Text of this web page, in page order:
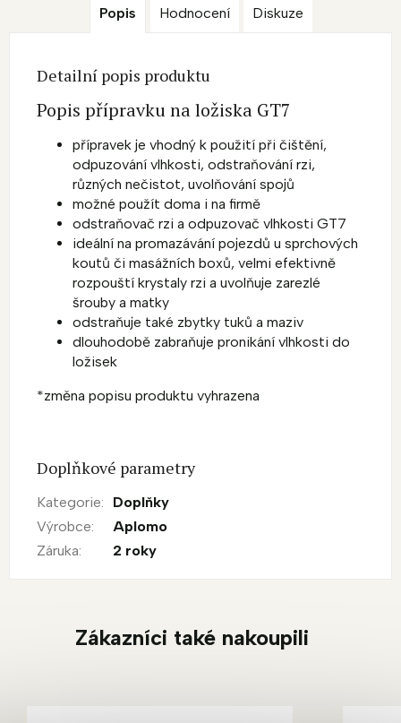
Popis Hodnocení Diskuze
Detailní popis produktu
Popis přípravku na ložiska GT7
přípravek je vhodný k použití při čištění,
odpuzování vlhkosti, odstraňování rzi,
různých nečistot, uvolňování spojů
možné použít doma i na firmě
odstraňovač rzi a odpuzovač vlhkosti GT7
ideální na promazávání pojezdů u sprchových
koutů či masážních boxů, velmi efektivně
rozpouští krystaly rzi a uvolňuje zarezlé
šrouby a matky
odstraňuje také zbytky tuků a maziv
dlouhodobě zabraňuje pronikání vlhkosti do
ložisek
*změna popisu produktu vyhrazena
Doplňkové parametry
Kategorie:
Doplňky
Výrobce:
Aplomo
Záruka: 2 roky
Zákazníci také nakoupili